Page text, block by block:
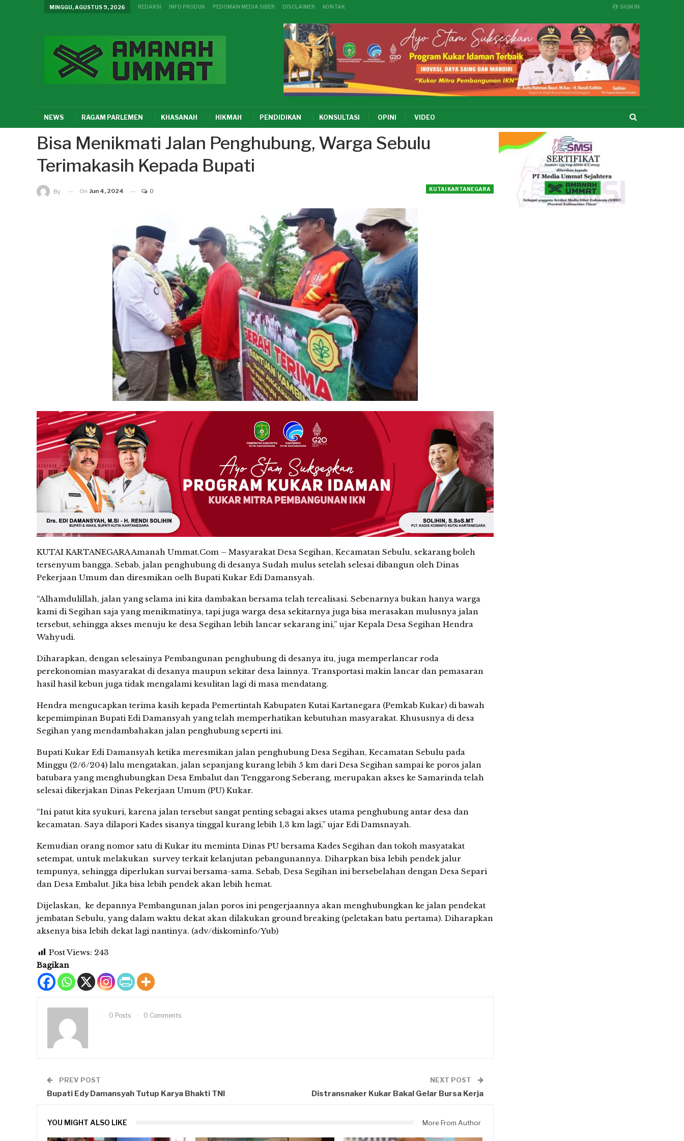
SIGN IN
MINGGU, AGUSTUS 9, 2026 REDAKSI INFO PRODUK PEDOMAN MEDIA SIBER DISCLAIMER KONTAK
NEWS RAGAM PARLEMEN KHASANAH HIKMAH PENDIDIKAN KONSULTASI OPINI VIDEO
Bisa Menikmati Jalan Penghubung, Warga Sebulu
Terimakasih Kepada Bupati
KUTAI KARTANEGARA
By On Jun 4, 2024 0
KUTAI KARTANEGARA Amanah Ummat.Com – Masyarakat Desa Segihan, Kecamatan Sebulu, sekarang boleh
tersenyum bangga. Sebab, jalan penghubung di desanya Sudah mulus setelah selesai dibangun oleh Dinas
Pekerjaan Umum dan diresmikan oelh Bupati Kukar Edi Damansyah.
“Alhamdulillah, jalan yang selama ini kita dambakan bersama telah terealisasi. Sebenarnya bukan hanya warga
kami di Segihan saja yang menikmatinya, tapi juga warga desa sekitarnya juga bisa merasakan mulusnya jalan
tersebut, sehingga akses menuju ke desa Segihan lebih lancar sekarang ini,” ujar Kepala Desa Segihan Hendra
Wahyudi.
Diharapkan, dengan selesainya Pembangunan penghubung di desanya itu, juga memperlancar roda
perekonomian masyarakat di desanya maupun sekitar desa lainnya. Transportasi makin lancar dan pemasaran
hasil hasil kebun juga tidak mengalami kesulitan lagi di masa mendatang.
Hendra mengucapkan terima kasih kepada Pemertintah Kabupaten Kutai Kartanegara (Pemkab Kukar) di bawah
kepemimpinan Bupati Edi Damansyah yang telah memperhatikan kebutuhan masyarakat. Khususnya di desa
Segihan yang mendambahakan jalan penghubung seperti ini.
Bupati Kukar Edi Damansyah ketika meresmikan jalan penghubung Desa Segihan, Kecamatan Sebulu pada
Minggu (2/6/204) lalu mengatakan, jalan sepanjang kurang lebih 5 km dari Desa Segihan sampai ke poros jalan
batubara yang menghubungkan Desa Embalut dan Tenggarong Seberang, merupakan akses ke Samarinda telah
selesai dikerjakan Dinas Pekerjaan Umum (PU) Kukar.
“Ini patut kita syukuri, karena jalan tersebut sangat penting sebagai akses utama penghubung antar desa dan
kecamatan. Saya dilapori Kades sisanya tinggal kurang lebih 1,3 km lagi,” ujar Edi Damsnayah.
Kemudian orang nomor satu di Kukar itu meminta Dinas PU bersama Kades Segihan dan tokoh masyatakat
setempat, untuk melakukan survey terkait kelanjutan pebangunannya. Diharpkan bisa lebih pendek jalur
tempunya, sehingga diperlukan survai bersama-sama. Sebab, Desa Segihan ini bersebelahan dengan Desa Separi
dan Desa Embalut. Jika bisa lebih pendek akan lebih hemat.
Dijelaskan, ke depannya Pembangunan jalan poros ini pengerjaannya akan menghubungkan ke jalan pendekat
jembatan Sebulu, yang dalam waktu dekat akan dilakukan ground breaking (peletakan batu pertama). Diharapkan
aksenya bisa lebih dekat lagi nantinya. (adv/diskominfo/Yub)
Post Views: 243
Bagikan
0 Posts 0 Comments
PREV POST
Bupati Edy Damansyah Tutup Karya Bhakti TNI
NEXT POST
Distransnaker Kukar Bakal Gelar Bursa Kerja
YOU MIGHT ALSO LIKE More From Author